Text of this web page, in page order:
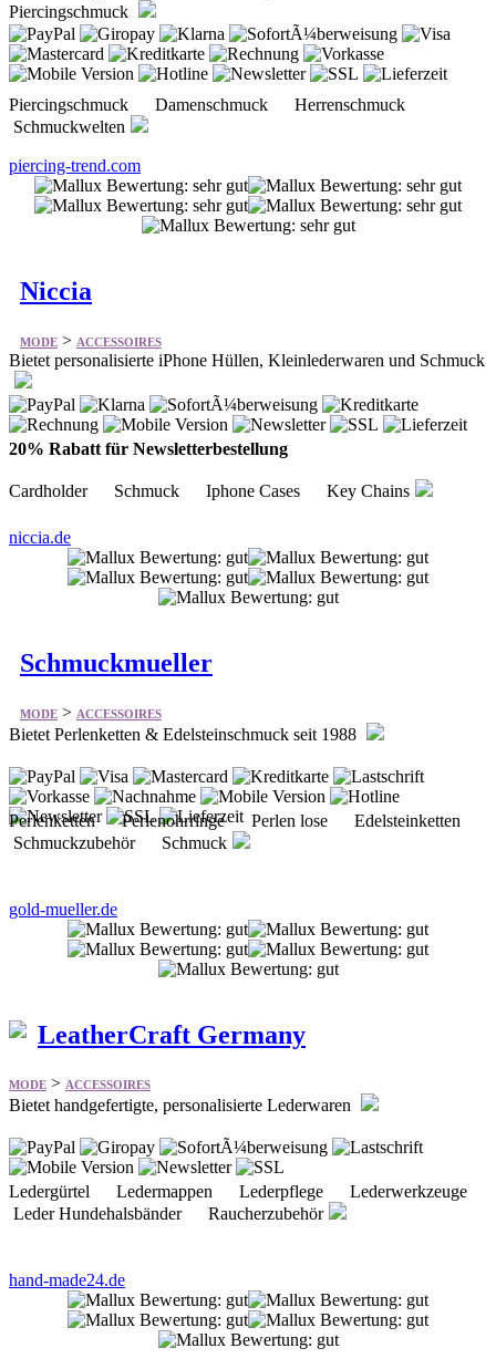
Piercingschmuck
Piercingschmuck Damenschmuck Herrenschmuck
Schmuckwelten
piercing-trend.com
Niccia
MODE > ACCESSOIRES
Bietet personalisierte iPhone Hüllen, Kleinlederwaren und Schmuck
20% Rabatt für Newsletterbestellung
Cardholder Schmuck Iphone Cases Key Chains
niccia.de
Schmuckmueller
MODE > ACCESSOIRES
Bietet Perlenketten & Edelsteinschmuck seit 1988
Perlenketten Perlenohrringe Perlen lose Edelsteinketten
Schmuckzubehör Schmuck
gold-mueller.de
LeatherCraft Germany
MODE > ACCESSOIRES
Bietet handgefertigte, personalisierte Lederwaren
Ledergürtel Ledermappen Lederpflege Lederwerkzeuge
Leder Hundehalsbänder Raucherzubehör
hand-made24.de